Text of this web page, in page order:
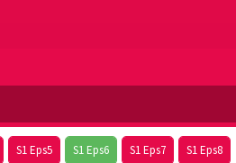
S1 Eps5 S1 Eps6 S1 Eps7 S1 Eps8